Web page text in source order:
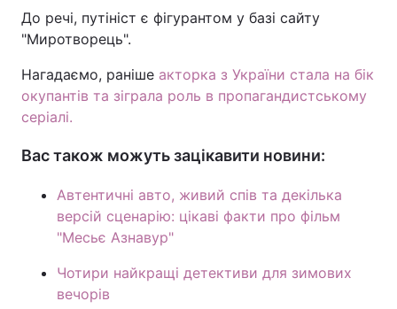
До речі, путініст є фігурантом у базі сайту
"Миротворець".
Нагадаємо, раніше акторка з України стала на бік
окупантів та зіграла роль в пропагандистському
серіалі.
Вас також можуть зацікавити новини:
Автентичні авто, живий спів та декілька
версій сценарію: цікаві факти про фільм
"Месьє Азнавур"
Чотири найкращі детективи для зимових
вечорів